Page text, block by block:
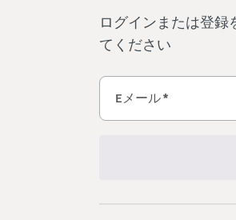
ログインまたは登
てください
Eメール*